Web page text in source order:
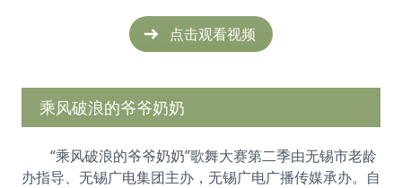
点击观看视频
乘风破浪的爷爷奶奶
“乘风破浪的爷爷奶奶”歌舞大赛第二季由无锡市老龄
办指导、无锡广电集团主办，无锡广电广播传媒承办。自